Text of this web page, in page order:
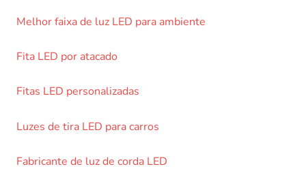
Melhor faixa de luz LED para ambiente
Fita LED por atacado
Fitas LED personalizadas
Luzes de tira LED para carros
Fabricante de luz de corda LED